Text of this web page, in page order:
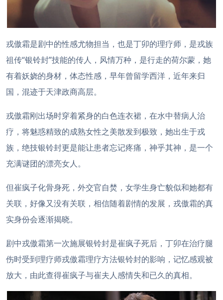
戎傲霜是剧中的性感尤物担当，也是丁卯的理疗师，是戎族
祖传“银铃封”技能的传人，风情万种，是行走的荷尔蒙，她
有着妖娆的身材，体态性感，早年曾留学西洋，近年来归
国，混迹于天津政商高层。
戎傲霜刚出场时穿着紧身的白色连衣裙，在水中替病人治
疗，将魅惑精致的成熟女性之美散发到极致，她出生于戎
族，绝技银铃封更是能让患者忘记疼痛，神乎其神，是一个
充满谜团的漂亮女人。
但崔疯子化骨身死，外交官自焚，女学生身亡貌似和她都有
关联，好像又没有关联，相信随着剧情的发展，戎傲霜的真
实身份会逐渐揭晓。
剧中戎傲霜第一次施展银铃封是崔疯子死后，丁卯在治疗腿
伤时受到理疗师戎傲霜理疗方法银铃封的影响，记忆感观被
放大，由此查得崔疯子与崔夫人感情失和已久的真相。